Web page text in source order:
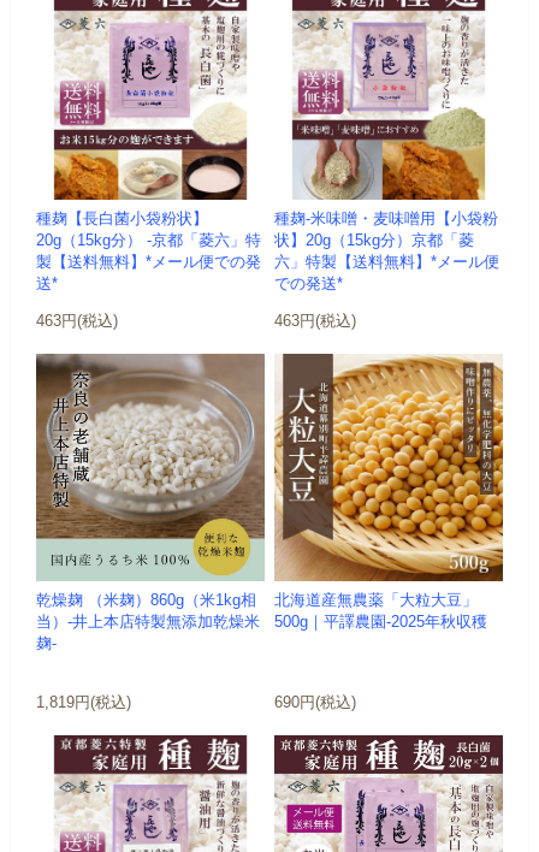
種麹【長白菌小袋粉状】
20g（15kg分） -京都「菱六」特
製【送料無料】*メール便での発
送*
463円(税込)
種麹-米味噌・麦味噌用【小袋粉
状】20g（15kg分）京都「菱
六」特製【送料無料】*メール便
での発送*
463円(税込)
乾燥麹 （米麹）860g（米1kg相
当）-井上本店特製無添加乾燥米
麹-
1,819円(税込)
北海道産無農薬「大粒大豆」
500g｜平譯農園-2025年秋収穫
690円(税込)